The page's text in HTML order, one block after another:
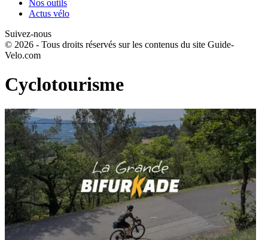
Nos outils
Actus vélo
Suivez-nous
© 2026 - Tous droits réservés sur les contenus du site Guide-
Velo.com
Cyclotourisme